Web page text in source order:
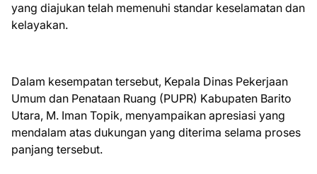
yang diajukan telah memenuhi standar keselamatan dan
kelayakan.
Dalam kesempatan tersebut, Kepala Dinas Pekerjaan
Umum dan Penataan Ruang (PUPR) Kabupaten Barito
Utara, M. Iman Topik, menyampaikan apresiasi yang
mendalam atas dukungan yang diterima selama proses
panjang tersebut.